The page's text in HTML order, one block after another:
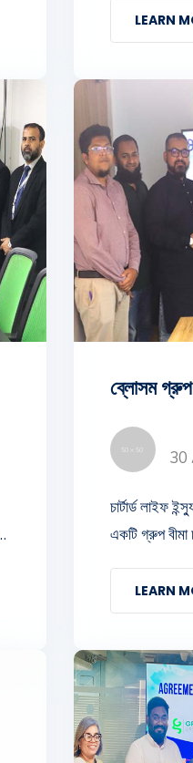
(ঊনিশ লক্ষ
হস্তান্তর করা
এডমিন, আইটি
নিকট উক্ত
LEARN
30
চার্টার্ড লাইফ
একটি গ্রুপ বীমা
ব্লোসম গ্রুপ-এর
হাসনাত স্ব-স্ব
LEARN